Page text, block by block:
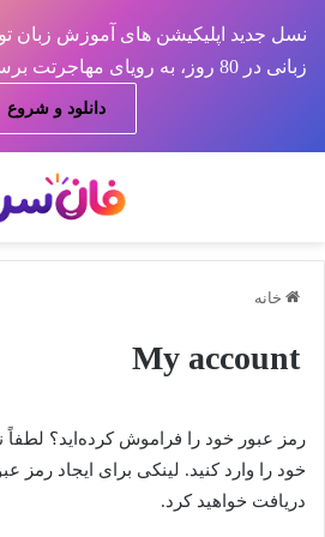
نسل جدید اپلیکیشن های آموزش زبان
زبانی در 80 روز، به رویای مهاجرتت برس !!
دانلود و شروع
خانه
My account
رمز عبور خود را فراموش کرده‌اید؟ لطفاً
خود را وارد کنید. لینکی برای ایجاد رمز
دریافت خواهید کرد.